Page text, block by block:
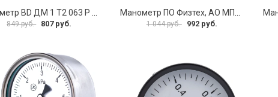
849 руб. 807 руб. 1 044 руб. 992 руб.